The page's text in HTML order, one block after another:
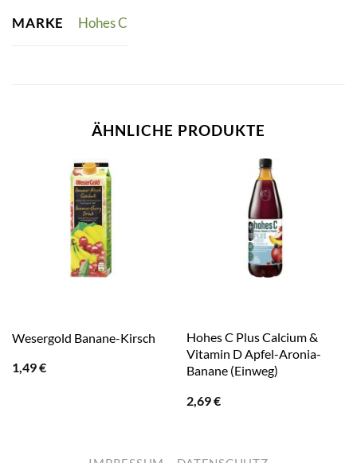
MARKE Hohes C
ÄHNLICHE PRODUKTE
Wesergold Banane-Kirsch
1,49€
Hohes C Plus Calcium &
Vitamin D Apfel-Aronia-
Banane (Einweg)
2,69€